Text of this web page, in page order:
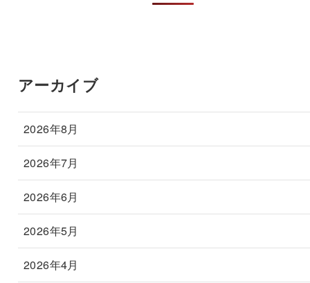
アーカイブ
2026年8月
2026年7月
2026年6月
2026年5月
2026年4月